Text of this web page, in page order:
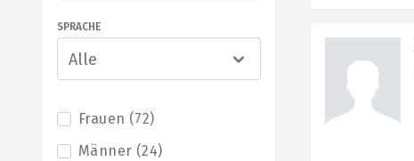
SPRACHE
Alle
Frauen (72)
Männer (24)